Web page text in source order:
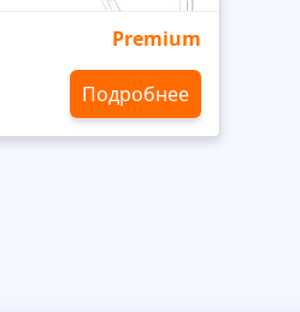
Premium
Подробнее